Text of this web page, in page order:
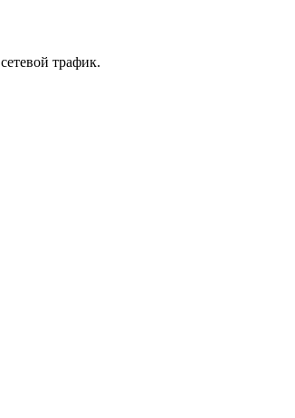
трафик.